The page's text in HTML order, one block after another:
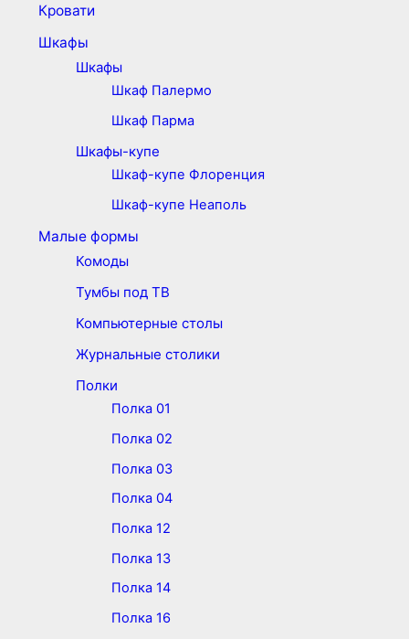
Кровати
Шкафы
Шкафы
Шкаф Палермо
Шкаф Парма
Шкафы-купе
Шкаф-купе Флоренция
Шкаф-купе Неаполь
Малые формы
Комоды
Тумбы под ТВ
Компьютерные столы
Журнальные столики
Полки
Полка 01
Полка 02
Полка 03
Полка 04
Полка 12
Полка 13
Полка 14
Полка 16